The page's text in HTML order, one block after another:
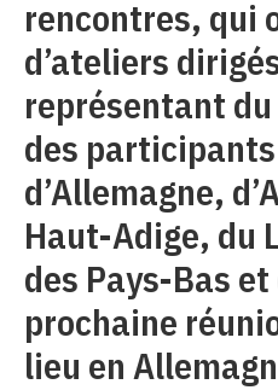
rencontres, qui
d’ateliers
représentant
des
d’Allemagne,
Haut-Adige, du
des Pays-Bas
prochaine
lieu en